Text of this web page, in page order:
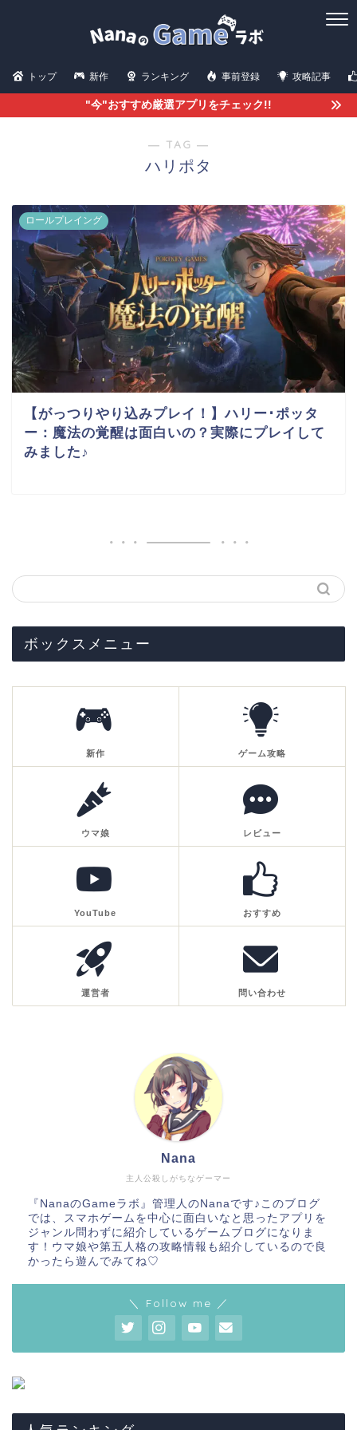
トップ 新作 ランキング 事前登録 攻略記事
"今"おすすめ厳選アプリをチェック!!
― TAG ―
ハリポタ
ロールプレイング
【がっつりやり込みプレイ！】ハリー･ポッタ
ー：魔法の覚醒は面白いの？実際にプレイして
みました♪
ボックスメニュー
新作 ゲーム攻略
ウマ娘 レビュー
YouTube おすすめ
運営者 問い合わせ
主人公殺しがちなゲーマー
Nana
『NanaのGameラボ』管理人のNanaです♪このブログ
では、スマホゲームを中心に面白いなと思ったアプリを
ジャンル問わずに紹介しているゲームブログになりま
す！ウマ娘や第五人格の攻略情報も紹介しているので良
かったら遊んでみてね♡
＼ Follow me ／